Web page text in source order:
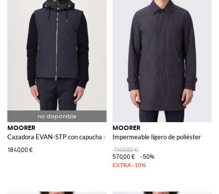
MOORER
Cazadora EVAN-STP con capucha de poliéster
1840,00 €
MOORER
Impermeable ligero de poliéster
1140,00 €
570,00 €
-50%